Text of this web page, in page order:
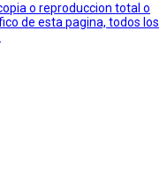
o reproduccion total o
de esta pagina, todos los